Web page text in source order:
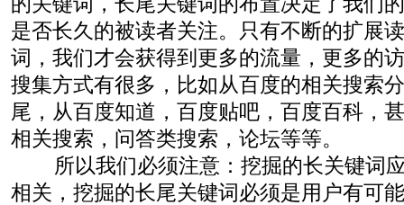
是否长久的被读者关注。只有不断的扩展
词，我们才会获得到更多的流量，更多的
搜集方式有很多，比如从百度的相关搜索
尾，从百度知道，百度贴吧，百度百科，
相关搜索，问答类搜索，论坛等等。
所以我们必须注意：挖掘的长关键词
相关，挖掘的长尾关键词必须是用户有可